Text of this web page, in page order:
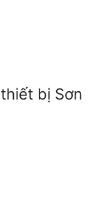
bị Sơn